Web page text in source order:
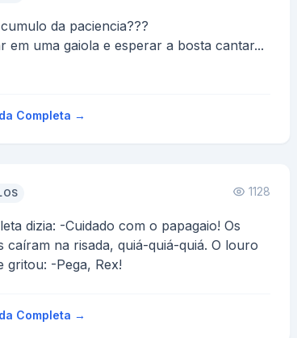
da paciencia???
em uma gaiola e esperar a bosta cantar...
Completa →
1128
dizia: -Cuidado com o papagaio! Os
caíram na risada, quiá-quiá-quiá. O louro
gritou: -Pega, Rex!
Completa →